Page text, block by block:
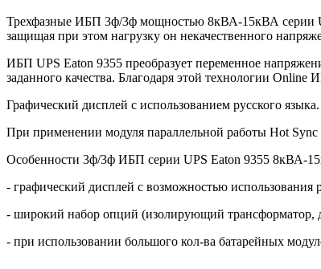
Трехфазные ИБП 3ф/3ф мощностью 8кВА-15кВА серии
защищая при этом нагрузку он некачественного
ИБП UPS Eaton 9355 преобразует переменное
заданного качества. Благодаря этой технологии Online
Графический дисплей с использованием русского языка.
При применении модуля параллельной работы Hot Sync
Особенности 3ф/3ф ИБП серии UPS Eaton 9355 8кВА-
- графический дисплей с возможностью использования
- широкий набор опций (изолирующий трансформатор,
- при использовании большого кол-ва батарейных